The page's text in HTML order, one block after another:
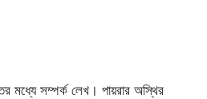
মধ্যে সম্পর্ক লেখ। পায়রার অস্থির